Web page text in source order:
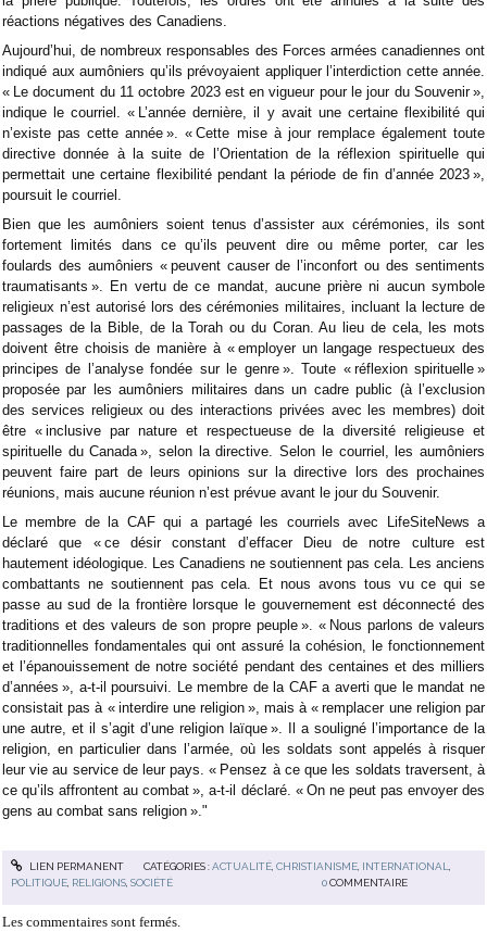
réactions négatives des Canadiens.
Aujourd’hui, de nombreux responsables des Forces armées canadiennes ont
indiqué aux aumôniers qu’ils prévoyaient appliquer l’interdiction cette année.
« Le document du 11 octobre 2023 est en vigueur pour le jour du Souvenir »,
indique le courriel. « L’année dernière, il y avait une certaine flexibilité qui
n’existe pas cette année ». « Cette mise à jour remplace également toute
directive donnée à la suite de l’Orientation de la réflexion spirituelle qui
permettait une certaine flexibilité pendant la période de fin d’année 2023 »,
poursuit le courriel.
Bien que les aumôniers soient tenus d’assister aux cérémonies, ils sont
fortement limités dans ce qu’ils peuvent dire ou même porter, car les
foulards des aumôniers « peuvent causer de l’inconfort ou des sentiments
traumatisants ». En vertu de ce mandat, aucune prière ni aucun symbole
religieux n’est autorisé lors des cérémonies militaires, incluant la lecture de
passages de la Bible, de la Torah ou du Coran. Au lieu de cela, les mots
doivent être choisis de manière à « employer un langage respectueux des
principes de l’analyse fondée sur le genre ». Toute « réflexion spirituelle »
proposée par les aumôniers militaires dans un cadre public (à l’exclusion
des services religieux ou des interactions privées avec les membres) doit
être « inclusive par nature et respectueuse de la diversité religieuse et
spirituelle du Canada », selon la directive. Selon le courriel, les aumôniers
peuvent faire part de leurs opinions sur la directive lors des prochaines
réunions, mais aucune réunion n’est prévue avant le jour du Souvenir.
Le membre de la CAF qui a partagé les courriels avec LifeSiteNews a
déclaré que « ce désir constant d’effacer Dieu de notre culture est
hautement idéologique. Les Canadiens ne soutiennent pas cela. Les anciens
combattants ne soutiennent pas cela. Et nous avons tous vu ce qui se
passe au sud de la frontière lorsque le gouvernement est déconnecté des
traditions et des valeurs de son propre peuple ». « Nous parlons de valeurs
traditionnelles fondamentales qui ont assuré la cohésion, le fonctionnement
et l’épanouissement de notre société pendant des centaines et des milliers
d’années », a-t-il poursuivi. Le membre de la CAF a averti que le mandat ne
consistait pas à « interdire une religion », mais à « remplacer une religion par
une autre, et il s’agit d’une religion laïque ». Il a souligné l’importance de la
religion, en particulier dans l’armée, où les soldats sont appelés à risquer
leur vie au service de leur pays. « Pensez à ce que les soldats traversent, à
ce qu’ils affrontent au combat », a-t-il déclaré. « On ne peut pas envoyer des
gens au combat sans religion »."
LIEN PERMANENT CATÉGORIES :ACTUALITÉ, CHRISTIANISME, INTERNATIONAL
POLITIQUE, RELIGIONS,SOCIÉTÉ 0 COMMENTAIRE
Les commentaires sont fermés.